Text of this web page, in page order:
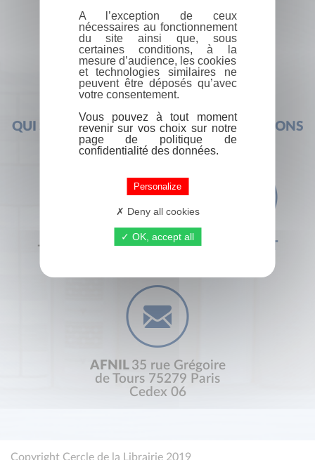
QUI SOMMES-NOUS ?FOIRE AUX QUESTIONS
+33 (0) 1 44 41 29 19 CONTACT
AFNIL 35 rue Grégoire
de Tours 75279 Paris
Cedex 06
Copyright Cercle de la Librairie 2019
A l’exception de ceux
nécessaires au fonctionnement
du site ainsi que, sous
certaines conditions, à la
mesure d’audience, les cookies
et technologies similaires ne
peuvent être déposés qu’avec
votre consentement.
Vous pouvez à tout moment
revenir sur vos choix sur notre
page de politique de
confidentialité des données.
Personalize
Deny all cookies
OK, accept all